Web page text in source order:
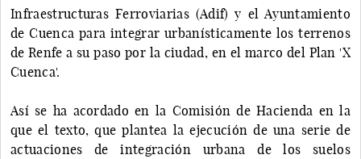
Infraestructuras Ferroviarias (Adif) y el Ayuntamiento
de Cuenca para integrar urbanísticamente los terrenos
de Renfe a su paso por la ciudad, en el marco del Plan 'X
Cuenca'.
Así se ha acordado en la Comisión de Hacienda en la
que el texto, que plantea la ejecución de una serie de
actuaciones de integración urbana de los suelos